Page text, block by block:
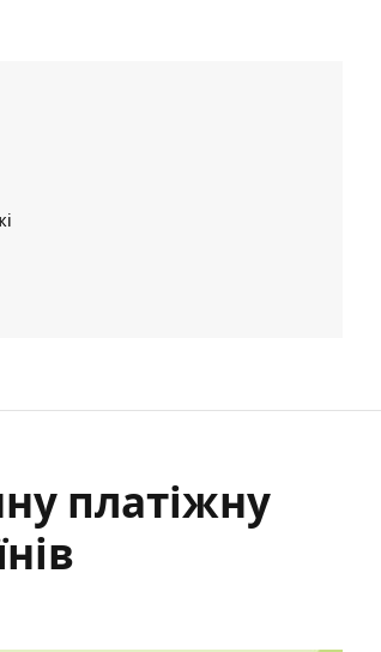
платіжну